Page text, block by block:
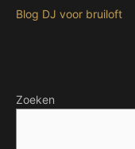
Blog DJ voor bruiloft
Zoeken